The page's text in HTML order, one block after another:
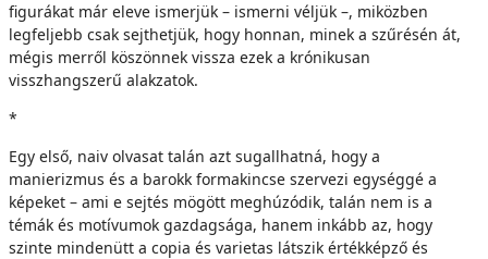
figurákat már eleve ismerjük – ismerni véljük –, miközben
legfeljebb csak sejthetjük, hogy honnan, minek a szűrésén át,
mégis merről köszönnek vissza ezek a krónikusan
visszhangszerű alakzatok.
*
Egy első, naiv olvasat talán azt sugallhatná, hogy a
manierizmus és a barokk formakincse szervezi egységgé a
képeket – ami e sejtés mögött meghúzódik, talán nem is a
témák és motívumok gazdagsága, hanem inkább az, hogy
szinte mindenütt a copia és varietas látszik értékképző és